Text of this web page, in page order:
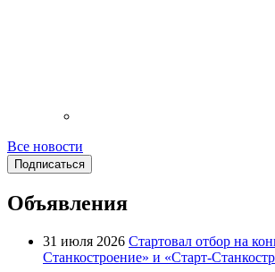
Все новости
Подписаться
Объявления
31 июля 2026 Стартовал отбор на
Станкостроение» и «Старт-